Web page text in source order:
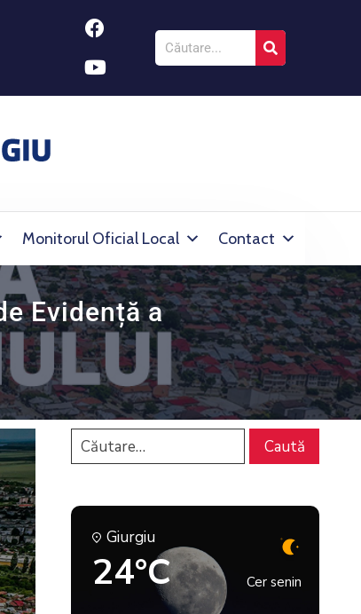
Monitorul Oficial Local Contact
Evidență a
Giurgiu
24°C Cer senin